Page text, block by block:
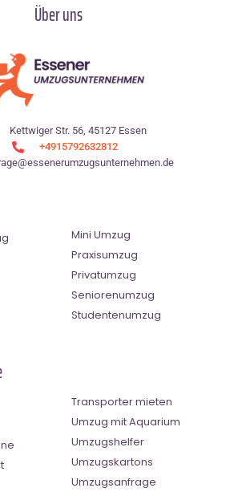
Über uns
Kettwiger Str. 56, 45127 Essen
+4915792632812
Mini Umzug
Praxisumzug
Privatumzug
Seniorenumzug
Studentenumzug
Transporter mieten
Umzug mit Aquarium
Umzugshelfer
Umzugskartons
Umzugsanfrage